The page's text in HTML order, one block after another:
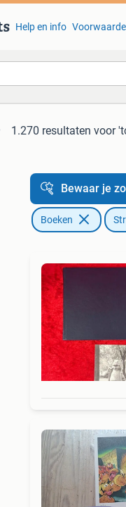
Help en info
1.270 resultaten voor
Bewaar je
Boeken